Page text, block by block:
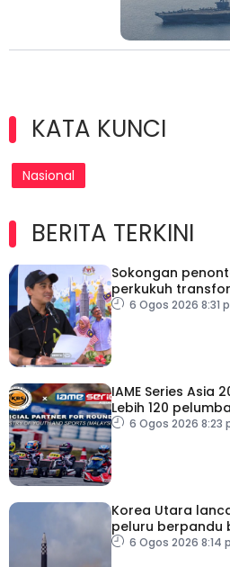
KATA KUNCI
Nasional
BERITA TERKINI
Sokongan
perkukuh
RTM6 Ogos 2026 8:31
IAME Series Asia
Lebih 120 pelumba
antarabangsa
6 Ogos 2026 8:23
Korea Utara
peluru berpandu
jarak dekat ke
6 Ogos 2026 8:14